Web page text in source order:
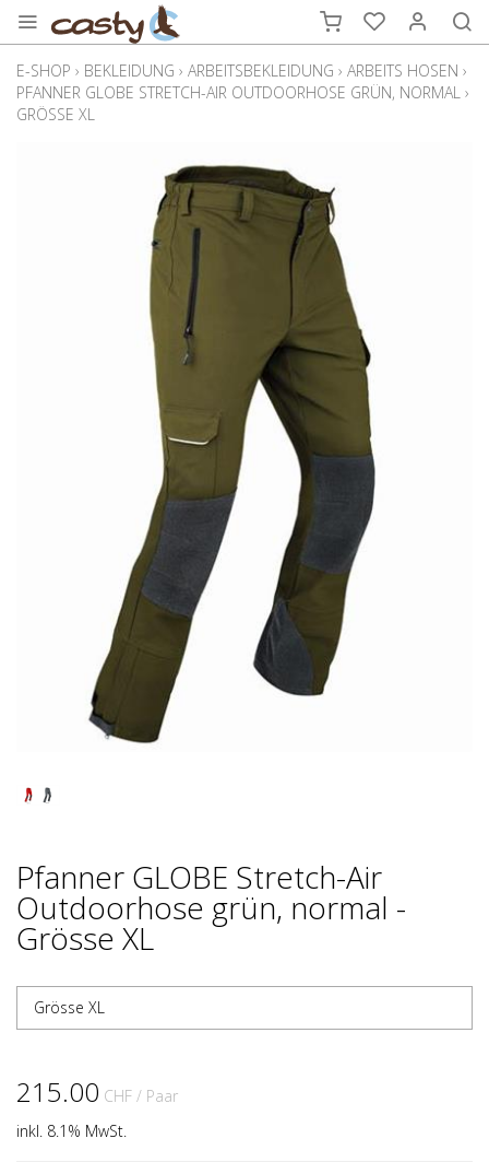
E-SHOP › BEKLEIDUNG › ARBEITSBEKLEIDUNG › ARBEITS HOSEN ›
PFANNER GLOBE STRETCH-AIR OUTDOORHOSE GRÜN, NORMAL ›
GRÖSSE XL
Pfanner GLOBE Stretch-Air
Outdoorhose grün, normal -
Grösse XL
Grösse XL
215.00 CHF / Paar
inkl. 8.1% MwSt.